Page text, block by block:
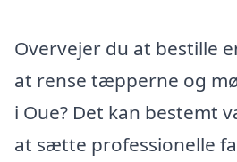
Overvejer du at bestille
at rense tæpperne og
i Oue? Det kan bestemt
at sætte professionelle